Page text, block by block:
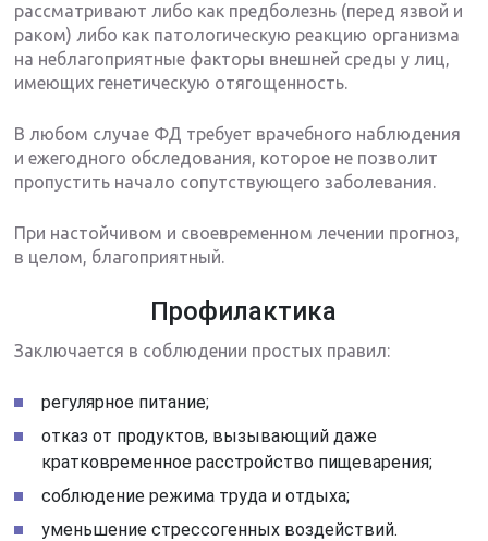
рассматривают либо как предболезнь (перед язвой и
раком) либо как патологическую реакцию организма
на неблагоприятные факторы внешней среды у лиц,
имеющих генетическую отягощенность.
В любом случае ФД требует врачебного наблюдения
и ежегодного обследования, которое не позволит
пропустить начало сопутствующего заболевания.
При настойчивом и своевременном лечении прогноз,
в целом, благоприятный.
Профилактика
Заключается в соблюдении простых правил:
регулярное питание;
отказ от продуктов, вызывающий даже
кратковременное расстройство пищеварения;
соблюдение режима труда и отдыха;
уменьшение стрессогенных воздействий.